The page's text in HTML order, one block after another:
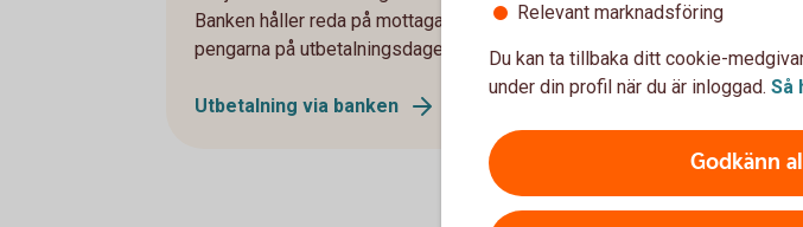
Banken håller reda på mottagarens kontonummer. Mottagaren får
pengarna på utbetalningsdagen oavsett bank.
Utbetalning via banken
Relevant marknadsföring
Du kan ta tillbaka ditt cookie-
under din profil när du är inloggad. Så
Godkänn